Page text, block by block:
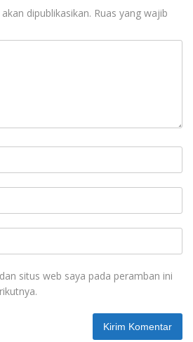
dipublikasikan. Ruas yang wajib
situs web saya pada peramban ini